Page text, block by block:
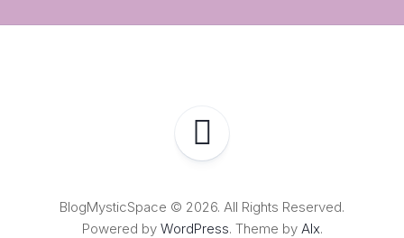
BlogMysticSpace © 2026. All Rights Reserved.
Powered by WordPress. Theme by Alx.